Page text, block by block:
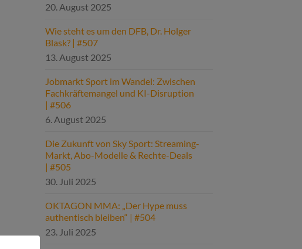
20. August 2025
Wie steht es um den DFB, Dr. Holger
Blask? | #507
13. August 2025
Jobmarkt Sport im Wandel: Zwischen
Fachkräftemangel und KI-Disruption
| #506
6. August 2025
Die Zukunft von Sky Sport: Streaming-
Markt, Abo-Modelle & Rechte-Deals
| #505
30. Juli 2025
OKTAGON MMA: „Der Hype muss
authentisch bleiben“ | #504
23. Juli 2025